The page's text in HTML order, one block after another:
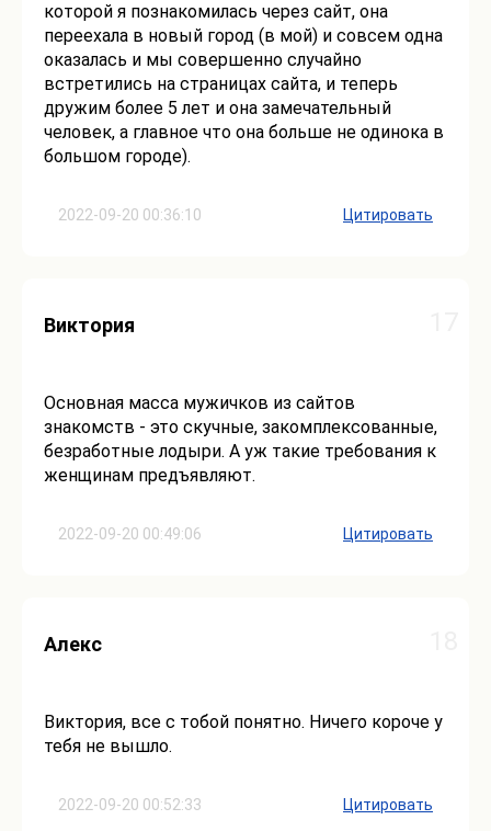
2022-09-20 00:36:10
которой я познакомилась через сайт, она
переехала в новый город (в мой) и совсем одна
оказалась и мы совершенно случайно
встретились на страницах сайта, и теперь
дружим более 5 лет и она замечательный
человек, а главное что она больше не одинока в
большом городе).
Цитировать
2022-09-20 00:49:06
Виктория
Основная масса мужичков из сайтов
знакомств - это скучные, закомплексованные,
безработные лодыри. А уж такие требования к
женщинам предъявляют.
Цитировать
2022-09-20 00:52:33
Алекс
Виктория, все с тобой понятно. Ничего короче у
тебя не вышло.
Цитировать